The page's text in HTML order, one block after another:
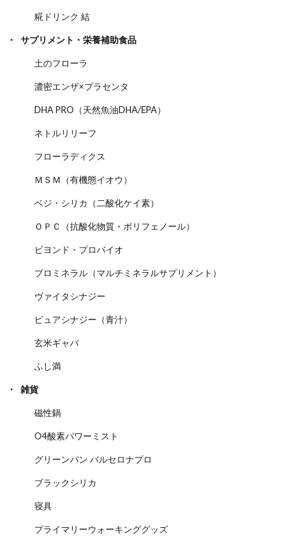
糀ドリンク 結
サプリメント・栄養補助食品
土のフローラ
濃密エンザ×プラセンタ
DHA PRO（天然魚油DHA/EPA）
ネトルリリーフ
フローラディクス
ＭＳＭ（有機態イオウ）
ベジ・シリカ（二酸化ケイ素）
ＯＰＣ（抗酸化物質・ポリフェノール）
ビヨンド・プロバイオ
プロミネラル（マルチミネラルサプリメント）
ヴァイタシナジー
ピュアシナジー（青汁）
玄米ギャバ
ふし満
雑貨
磁性鍋
O4酸素パワーミスト
グリーンパン バルセロナプロ
ブラックシリカ
寝具
プライマリーウォーキンググッズ